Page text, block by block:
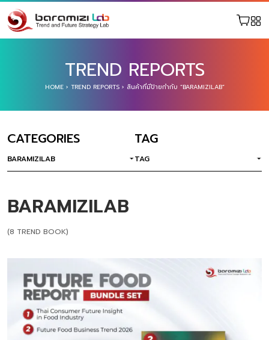
TREND REPORTS
HOME› TREND REPORTS› สินค้าที่มีป้ายกำกับ “BARAMIZILAB”
CATEGORIES
BARAMIZILAB
TAG
TAG
BARAMIZILAB
(8 TREND BOOK)